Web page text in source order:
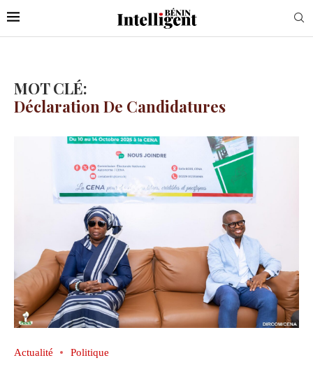
MOT CLÉ:
Déclaration De Candidatures
Actualité Politique